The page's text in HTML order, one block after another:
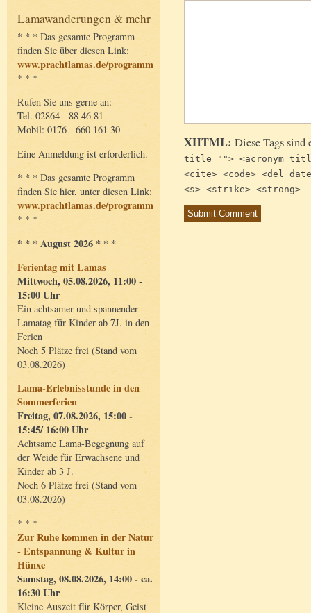
Lamawanderungen & mehr
* * * Das gesamte Programm
finden Sie über diesen Link:
www.prachtlamas.de/programm
* * *
Rufen Sie uns gerne an:
Tel. 02864 - 88 46 81
Mobil: 0176 - 660 161 30
Eine Anmeldung ist erforderlich.
* * * Das gesamte Programm
finden Sie hier, unter diesen Link:
www.prachtlamas.de/programm
* * *
* * * August 2026 * * *
Ferientag mit Lamas
Mittwoch, 05.08.2026, 11:00 -
15:00 Uhr
Ein achtsamer und spannender
Lamatag für Kinder ab 7J. in den
Ferien
Noch 5 Plätze frei (Stand vom
03.08.2026)
Lama-Erlebnisstunde in den
Sommerferien
Freitag, 07.08.2026, 15:00 -
15:45/ 16:00 Uhr
Achtsame Lama-Begegnung auf
der Weide für Erwachsene und
Kinder ab 3 J.
Noch 6 Plätze frei (Stand vom
03.08.2026)
* * *
Zur Ruhe kommen in der Natur
- Entspannung & Kultur in
Hünxe
Samstag, 08.08.2026, 14:00 - ca.
16:30 Uhr
Kleine Auszeit für Körper, Geist
XHTML: Diese Tags
title=""> <acronym
<cite> <code> <del
<s> <strike> <strong>